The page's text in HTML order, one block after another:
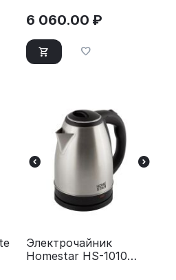
6 060.00 ₽
Электрочайник
Homestar HS-1010